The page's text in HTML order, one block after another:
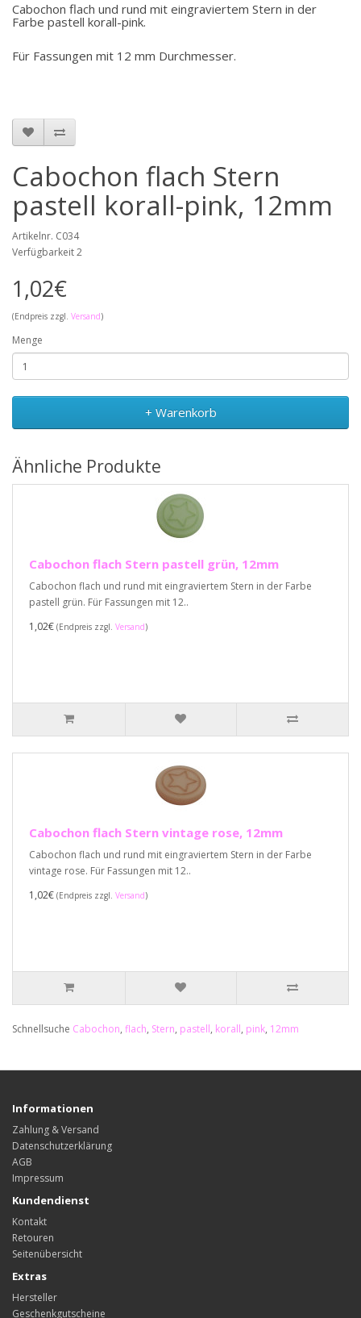
Cabochon flach und rund mit eingraviertem Stern in der
Farbe pastell korall-pink.
Für Fassungen mit 12 mm Durchmesser.
Cabochon flach Stern
pastell korall-pink, 12mm
Artikelnr. C034
Verfügbarkeit 2
1,02€
(Endpreis zzgl. Versand)
Menge
+ Warenkorb
Ähnliche Produkte
Cabochon flach Stern pastell grün, 12mm
Cabochon flach und rund mit eingraviertem Stern in der Farbe
pastell grün. Für Fassungen mit 12..
1,02€ (Endpreis zzgl. Versand)
Cabochon flach Stern vintage rose, 12mm
Cabochon flach und rund mit eingraviertem Stern in der Farbe
vintage rose. Für Fassungen mit 12..
1,02€ (Endpreis zzgl. Versand)
Schnellsuche Cabochon, flach, Stern, pastell, korall, pink, 12mm
Informationen
Zahlung & Versand
Datenschutzerklärung
AGB
Impressum
Kundendienst
Kontakt
Retouren
Seitenübersicht
Extras
Hersteller
Geschenkgutscheine